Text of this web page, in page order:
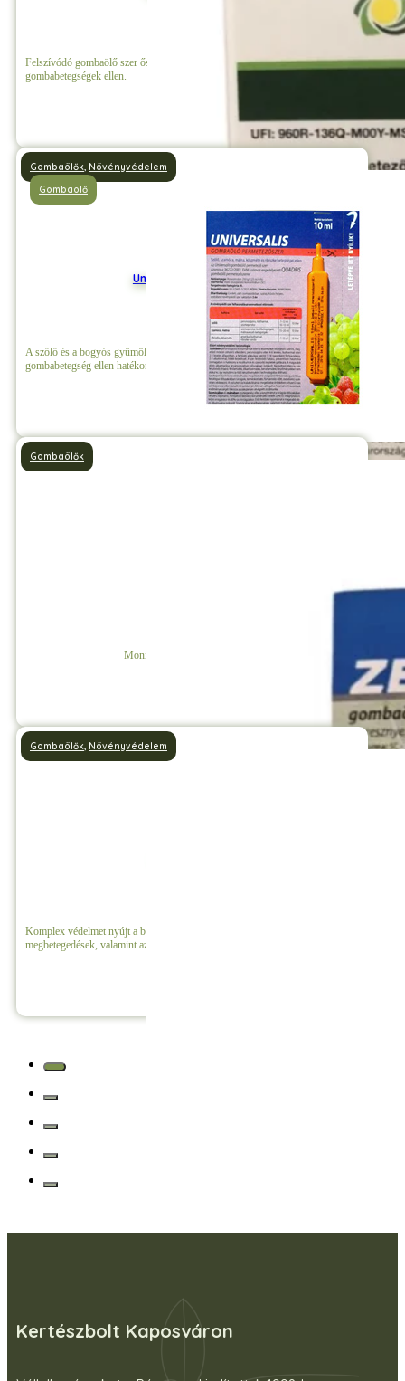
Felszívódó gombaölő szer őszibarack levélfodrosodás, varasodás és egyéb
gombabetegségek ellen.
Universalis Gombaölő
A szőlő és a bogyós gyümölcsök szisztemikus szere, amely valamennyi
gombabetegség ellen hatékony.
Részletek
Gombaölők, Növényvédelem
Gombaölő
Monilia ellen hatásos gombaölő
Gombaölők
Komplex védelmet nyújt a baktériumos fertőzések, a gombás
megbetegedések, valamint az áttelelő kártevők ellen.
Gombaölők, Növényvédelem
Kertészbolt Kaposváron